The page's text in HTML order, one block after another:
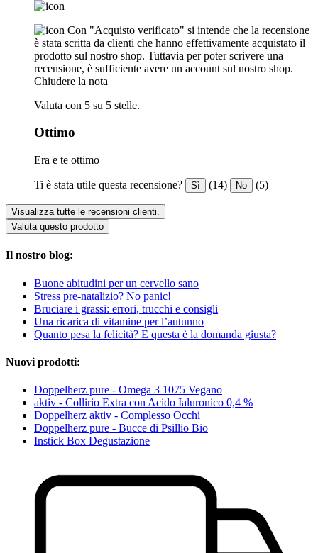
Con "Acquisto verificato" si intende che la recensione
è stata scritta da clienti che hanno effettivamente acquistato il
prodotto sul nostro shop. Tuttavia per poter scrivere una
recensione, è sufficiente avere un account sul nostro shop.
Chiudere la nota
Valuta con 5 su 5 stelle.
Ottimo
Era e te ottimo
Ti è stata utile questa recensione? Sì (14) No (5)
Visualizza tutte le recensioni clienti.
Valuta questo prodotto
Il nostro blog:
Buone abitudini per un cervello sano
Stress pre-natalizio? No panic!
Bruciare i grassi: errori, trucchi e consigli
Una ricarica di vitamine per l’autunno
Quanto pesa la felicità? E questa è la domanda giusta?
Nuovi prodotti:
Doppelherz pure - Omega 3 1075 Vegano
aktiv - Collirio Extra con Acido Ialuronico 0,4 %
Doppelherz aktiv - Complesso Occhi
Doppelherz pure - Bucce di Psillio Bio
Instick Box Degustazione